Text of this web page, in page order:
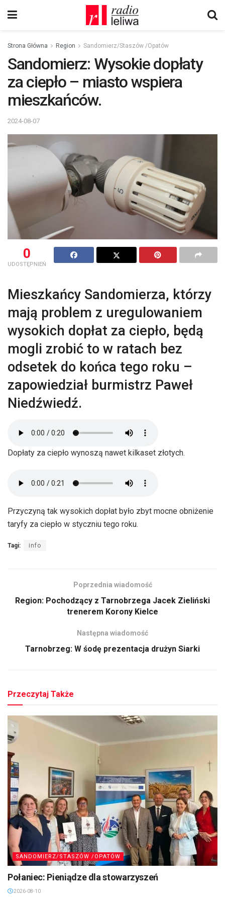
Strona Główna Region Sandomierz/Staszów /Opatów
Sandomierz: Wysokie dopłaty
za ciepło – miasto wspiera
mieszkańców.
2024-08-07
0
UDOSTĘPNIEŃ
Mieszkańcy Sandomierza, którzy
mają problem z uregulowaniem
wysokich dopłat za ciepło, będą
mogli zrobić to w ratach bez
odsetek do końca tego roku –
zapowiedział burmistrz Paweł
Niedźwiedź.
Dopłaty za ciepło wynoszą nawet kilkaset złotych.
Przyczyną tak wysokich dopłat było zbyt mocne obniżenie
taryfy za ciepło w styczniu tego roku.
Tagi: info
Poprzednia wiadomość
Region: Pochodzący z Tarnobrzega Jacek Zieliński
trenerem Korony Kielce
Następna wiadomość
Tarnobrzeg: W śodę prezentacja drużyn Siarki
Przeczytaj Także
SANDOMIERZ/STASZÓW /OPATÓW
Połaniec: Pieniądze dla stowarzyszeń
2026-08-10